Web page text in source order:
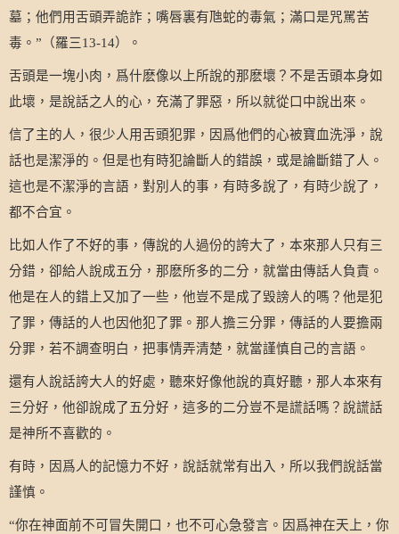
墓；他們用舌頭弄詭詐；嘴唇裏有虺蛇的毒氣；滿口是咒駡苦
毒。 ” （羅三13-14）。
舌頭是一塊小肉，爲什麽像以上所說的那麽壞？不是舌頭本身如
此壞，是說話之人的心，充滿了罪惡，所以就從口中說出來。
信了主的人，很少人用舌頭犯罪，因爲他們的心被寶血洗淨，說
話也是潔淨的。但是也有時犯論斷人的錯誤，或是論斷錯了人。
這也是不潔淨的言語，對別人的事，有時多說了，有時少說了，
都不合宜。
比如人作了不好的事，傳說的人過份的誇大了，本來那人只有三
分錯，卻給人說成五分，那麽所多的二分，就當由傳話人負責。
他是在人的錯上又加了一些，他豈不是成了毀謗人的嗎？他是犯
了罪，傳話的人也因他犯了罪。那人擔三分罪，傳話的人要擔兩
分罪，若不調查明白，把事情弄清楚，就當謹慎自己的言語。
還有人說話誇大人的好處，聽來好像他說的真好聽，那人本來有
三分好，他卻說成了五分好，這多的二分豈不是謊話嗎？說謊話
是神所不喜歡的。
有時，因爲人的記憶力不好，說話就常有出入，所以我們說話當
謹慎。
“你在神面前不可冒失開口，也不可心急發言。因爲神在天上，你